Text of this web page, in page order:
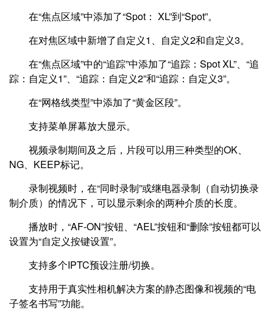
在“焦点区域”中添加了“Spot： XL”到“Spot”。
在对焦区域中新增了自定义1、自定义2和自定义3。
在“焦点区域”中的“追踪”中添加了“追踪：Spot XL”、“追
踪：自定义1”、“追踪：自定义2”和“追踪：自定义3”。
在“网格线类型”中添加了“黄金区段”。
支持菜单屏幕放大显示。
视频录制期间及之后，片段可以用三种类型的OK、
NG、KEEP标记。
录制视频时，在“同时录制”或继电器录制（自动切换录
制介质）的情况下，可以显示剩余的两种介质的长度。
播放时，“AF-ON”按钮、“AEL”按钮和“删除”按钮都可以
设置为“自定义按键设置”。
支持多个IPTC预设注册/切换。
支持用于真实性相机解决方案的静态图像和视频的“电
子签名书写”功能。